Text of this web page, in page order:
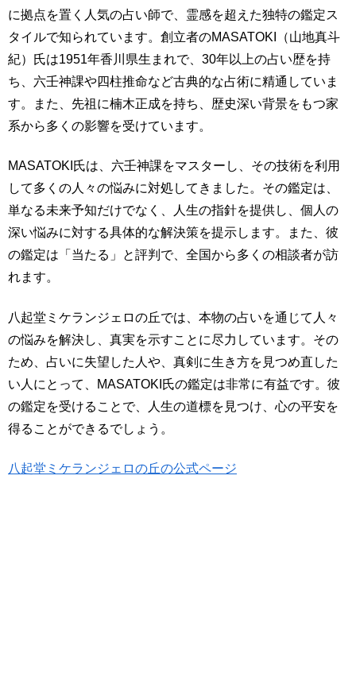
に拠点を置く人気の占い師で、霊感を超えた独特の鑑定ス
タイルで知られています。創立者のMASATOKI（山地真斗
紀）氏は1951年香川県生まれで、30年以上の占い歴を持
ち、六壬神課や四柱推命など古典的な占術に精通していま
す。また、先祖に楠木正成を持ち、歴史深い背景をもつ家
系から多くの影響を受けています。
MASATOKI氏は、六壬神課をマスターし、その技術を利用
して多くの人々の悩みに対処してきました。その鑑定は、
単なる未来予知だけでなく、人生の指針を提供し、個人の
深い悩みに対する具体的な解決策を提示します。また、彼
の鑑定は「当たる」と評判で、全国から多くの相談者が訪
れます。
八起堂ミケランジェロの丘では、本物の占いを通じて人々
の悩みを解決し、真実を示すことに尽力しています。その
ため、占いに失望した人や、真剣に生き方を見つめ直した
い人にとって、MASATOKI氏の鑑定は非常に有益です。彼
の鑑定を受けることで、人生の道標を見つけ、心の平安を
得ることができるでしょう。
八起堂ミケランジェロの丘の公式ページ